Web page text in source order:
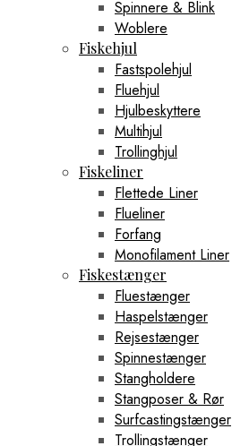
Spinnere & Blink
Woblere
Fiskehjul
Fastspolehjul
Fluehjul
Hjulbeskyttere
Multihjul
Trollinghjul
Fiskeliner
Flettede Liner
Flueliner
Forfang
Monofilament Liner
Fiskestænger
Fluestænger
Haspelstænger
Rejsestænger
Spinnestænger
Stangholdere
Stangposer & Rør
Surfcastingstænger
Trollingstænger